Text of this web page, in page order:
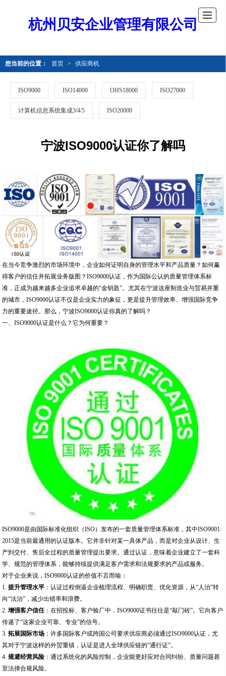
杭州贝安企业管理有限公司
您当前的位置： 首页 > 供应商机
ISO9000 ISO14000 OHS18000 ISO27000
计算机信息系统集成3/4/5 ISO20000
宁波ISO9000认证你了解吗
在当今竞争激烈的市场环境中，企业如何证明自身的管理水平和产品质量？如何赢
得客户的信任并拓展业务版图？ISO9000认证，作为国际公认的质量管理体系标
准，正成为越来越多企业追求卓越的“金钥匙”。尤其在宁波这座制造业与贸易并重
的城市，ISO9000认证不仅是企业实力的象征，更是提升管理效率、增强国际竞争
力的重要途径。那么，宁波ISO9000认证你真的了解吗？
一、ISO9000认证是什么？它为何重要？
ISO9000是由国际标准化组织（ISO）发布的一套质量管理体系标准，其中ISO9001:
2015是当前最通用的认证版本。它并非针对某一具体产品，而是对企业从设计、生
产到交付、售后全过程的质量管理提出要求。通过认证，意味着企业建立了一套科
学、规范的管理体系，能够持续提供满足客户需求和法规要求的产品或服务。
对于企业来说，ISO9000认证的价值不言而喻：
1.提升管理水平 ：认证过程倒逼企业梳理流程、明确职责、优化资源，从“人治”转
向“法治”，减少出错率和浪费。
2.增强客户信任 ：在招投标、客户验厂中，ISO9000证书往往是“敲门砖”。它向客户
传递了“这家企业可靠、专业”的信号。
3.拓展国际市场 ：许多国际客户或跨国公司要求供应商必须通过ISO9000认证，尤
其对于宁波这样的外贸重镇，认证是进入全球供应链的“通行证”。
4.规避经营风险 ：通过系统化的风险控制，企业能更好应对合同纠纷、质量问题甚
至法律合规风险。